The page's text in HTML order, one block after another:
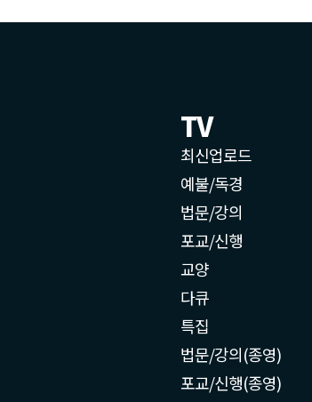
TV
최신업로드
예불/독경
법문/강의
포교/신행
교양
다큐
특집
법문/강의(종영)
포교/신행(종영)